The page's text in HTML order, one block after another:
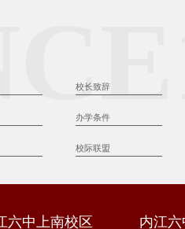
校长致辞
办学条件
校际联盟
六中上南校区 内江六